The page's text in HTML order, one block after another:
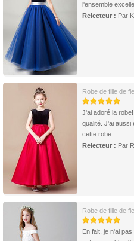
l'ensemble
Relecteur : Par
Robe de fille de
J'ai adoré la
qualité. J'ai aussi
cette robe.
Relecteur : Par
Robe de fille de
En fait, je n'ai